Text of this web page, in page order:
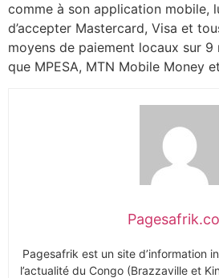
comme à son application mobile,
d’accepter Mastercard, Visa et
moyens de paiement locaux sur 9
que MPESA, MTN Mobile Money
Pagesafrik est un site d’information
l’actualité du Congo (Brazzaville et